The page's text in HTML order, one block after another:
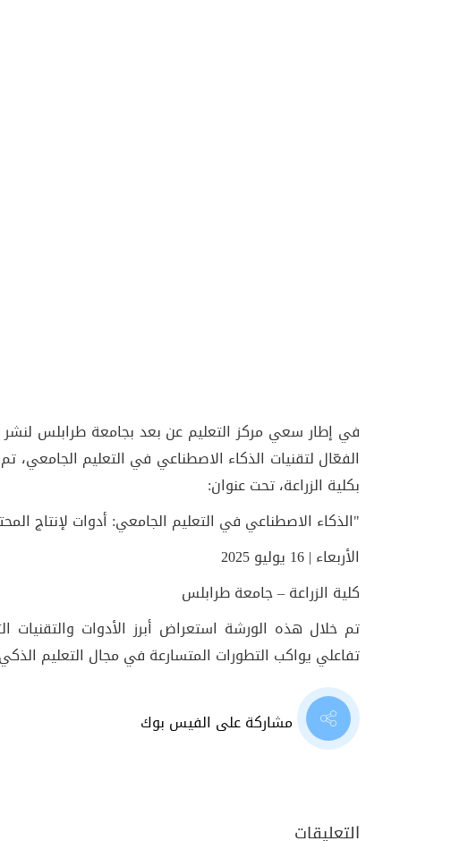
في إطار سعي مركز التعليم عن بعد بجامعة طرابلس لنشر
الفعّال لتقنيات الذكاء الاصطناعي في التعليم
بكلية الزراعة، تحت عنوان:
"الذكاء الاصطناعي في التعليم الجامعي: أدوات لإنتاج
الأربعاء | 16 يوليو 2025
كلية الزراعة – جامعة طرابلس
تم خلال هذه الورشة استعراض أبرز الأدوات
تفاعلي يواكب التطورات المتسارعة في مجال التعليم
مشاركة على الفيس بوك
التعليقات